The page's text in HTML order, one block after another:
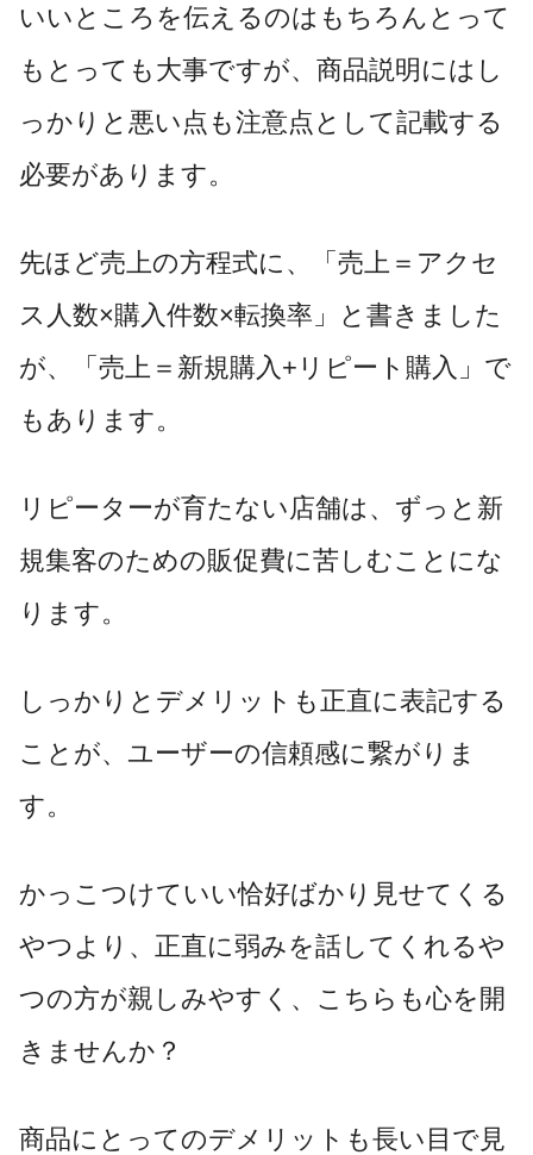
いいところを伝えるのはもちろんとって
もとっても大事ですが、商品説明にはし
っかりと悪い点も注意点として記載する
必要があります。
先ほど売上の方程式に、「売上＝アクセ
ス人数×購入件数×転換率」と書きました
が、「売上＝新規購入+リピート購入」で
もあります。
リピーターが育たない店舗は、ずっと新
規集客のための販促費に苦しむことにな
ります。
しっかりとデメリットも正直に表記する
ことが、ユーザーの信頼感に繋がりま
す。
かっこつけていい恰好ばかり見せてくる
やつより、正直に弱みを話してくれるや
つの方が親しみやすく、こちらも心を開
きませんか？
商品にとってのデメリットも長い目で見